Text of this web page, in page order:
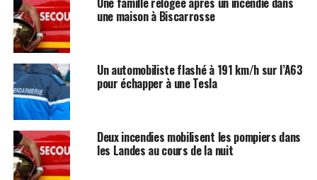
une maison à Biscarrosse
Un automobiliste flashé à 191 km/h sur l’A63
pour échapper à une Tesla
Deux incendies mobilisent les pompiers dans
les Landes au cours de la nuit